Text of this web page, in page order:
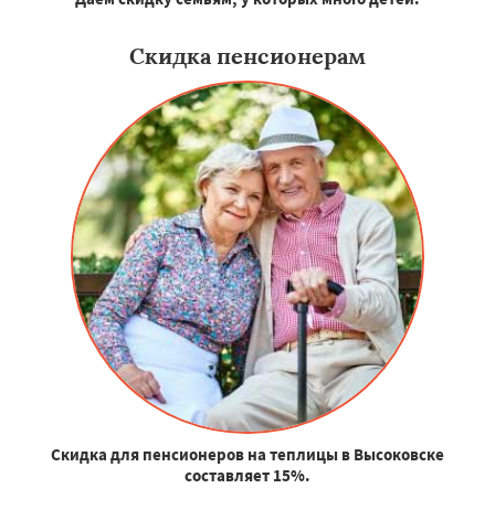
Скидка пенсионерам
Скидка для пенсионеров на теплицы в Высоковске
составляет 15%.